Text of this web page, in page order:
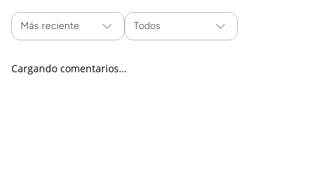
Más reciente Todos
Cargando comentarios…